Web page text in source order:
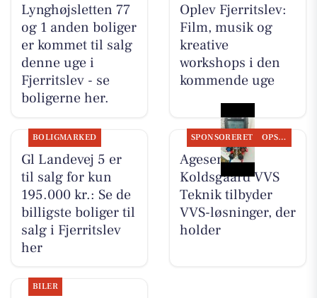
Lynghøjsletten 77
og 1 anden boliger
er kommet til salg
denne uge i
Fjerritslev - se
boligerne her.
Oplev Fjerritslev:
Film, musik og
kreative
workshops i den
kommende uge
BOLIGMARKED
Gl Landevej 5 er
til salg for kun
195.000 kr.: Se de
billigste boliger til
salg i Fjerritslev
her
SPONSORERET OPSLAGSTAVLEN
Agesen &
Koldsgaard VVS
Teknik tilbyder
VVS-løsninger, der
holder
BILER